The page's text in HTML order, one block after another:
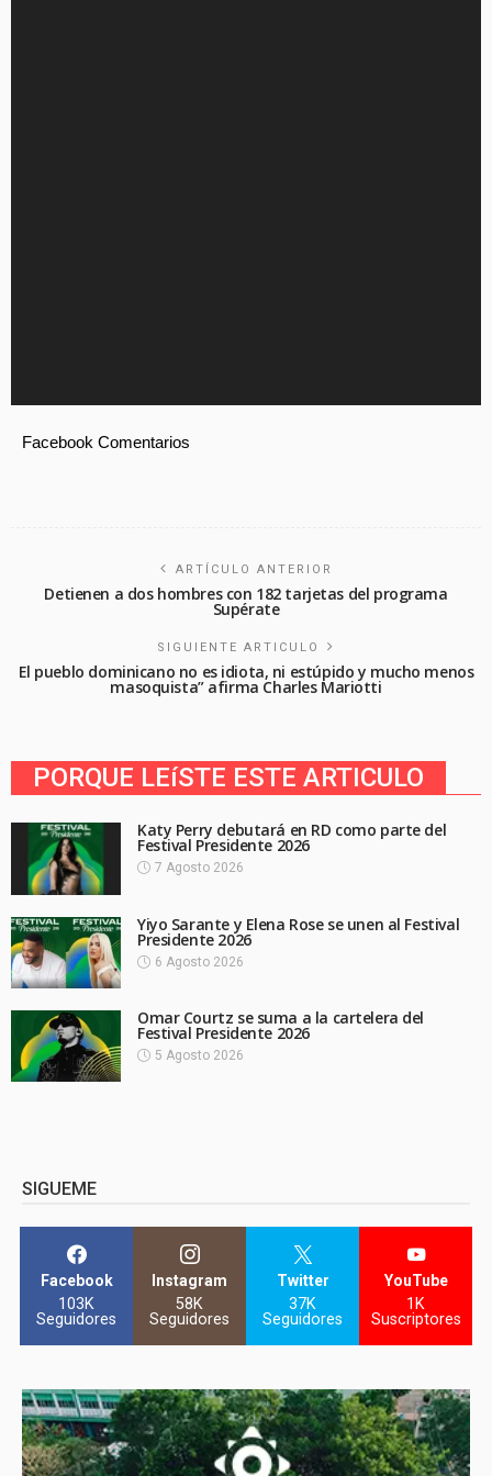
Facebook Comentarios
ARTÍCULO ANTERIOR
Detienen a dos hombres con 182 tarjetas del programa
Supérate
SIGUIENTE ARTICULO
El pueblo dominicano no es idiota, ni estúpido y mucho menos
masoquista” afirma Charles Mariotti
PORQUE LEíSTE ESTE ARTICULO
Katy Perry debutará en RD como parte del
Festival Presidente 2026
7 Agosto 2026
Yiyo Sarante y Elena Rose se unen al Festival
Presidente 2026
6 Agosto 2026
Omar Courtz se suma a la cartelera del
Festival Presidente 2026
5 Agosto 2026
SIGUEME
Facebook
103K
Seguidores
Instagram
58K
Seguidores
Twitter
37K
Seguidores
YouTube
1K
Suscriptores